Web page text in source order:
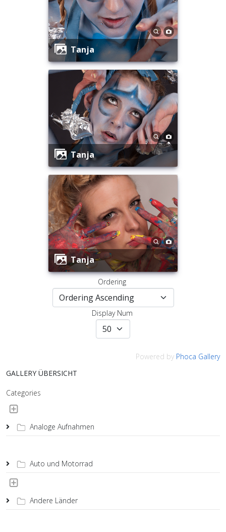
Tanja
Tanja
Tanja
Ordering
Display Num
Powered by Phoca Gallery
GALLERY ÜBERSICHT
Categories
Analoge Aufnahmen
Auto und Motorrad
Andere Länder